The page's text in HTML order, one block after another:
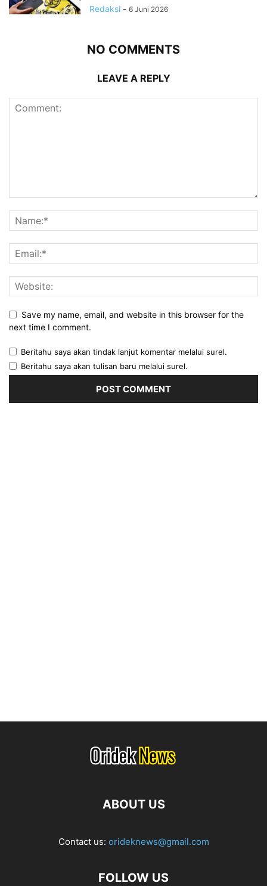
Redaksi - 6 Juni 2026
NO COMMENTS
LEAVE A REPLY
Save my name, email, and website in this browser for the
next time I comment.
Beritahu saya akan tindak lanjut komentar melalui surel.
Beritahu saya akan tulisan baru melalui surel.
ABOUT US
Contact us: orideknews@gmail.com
FOLLOW US